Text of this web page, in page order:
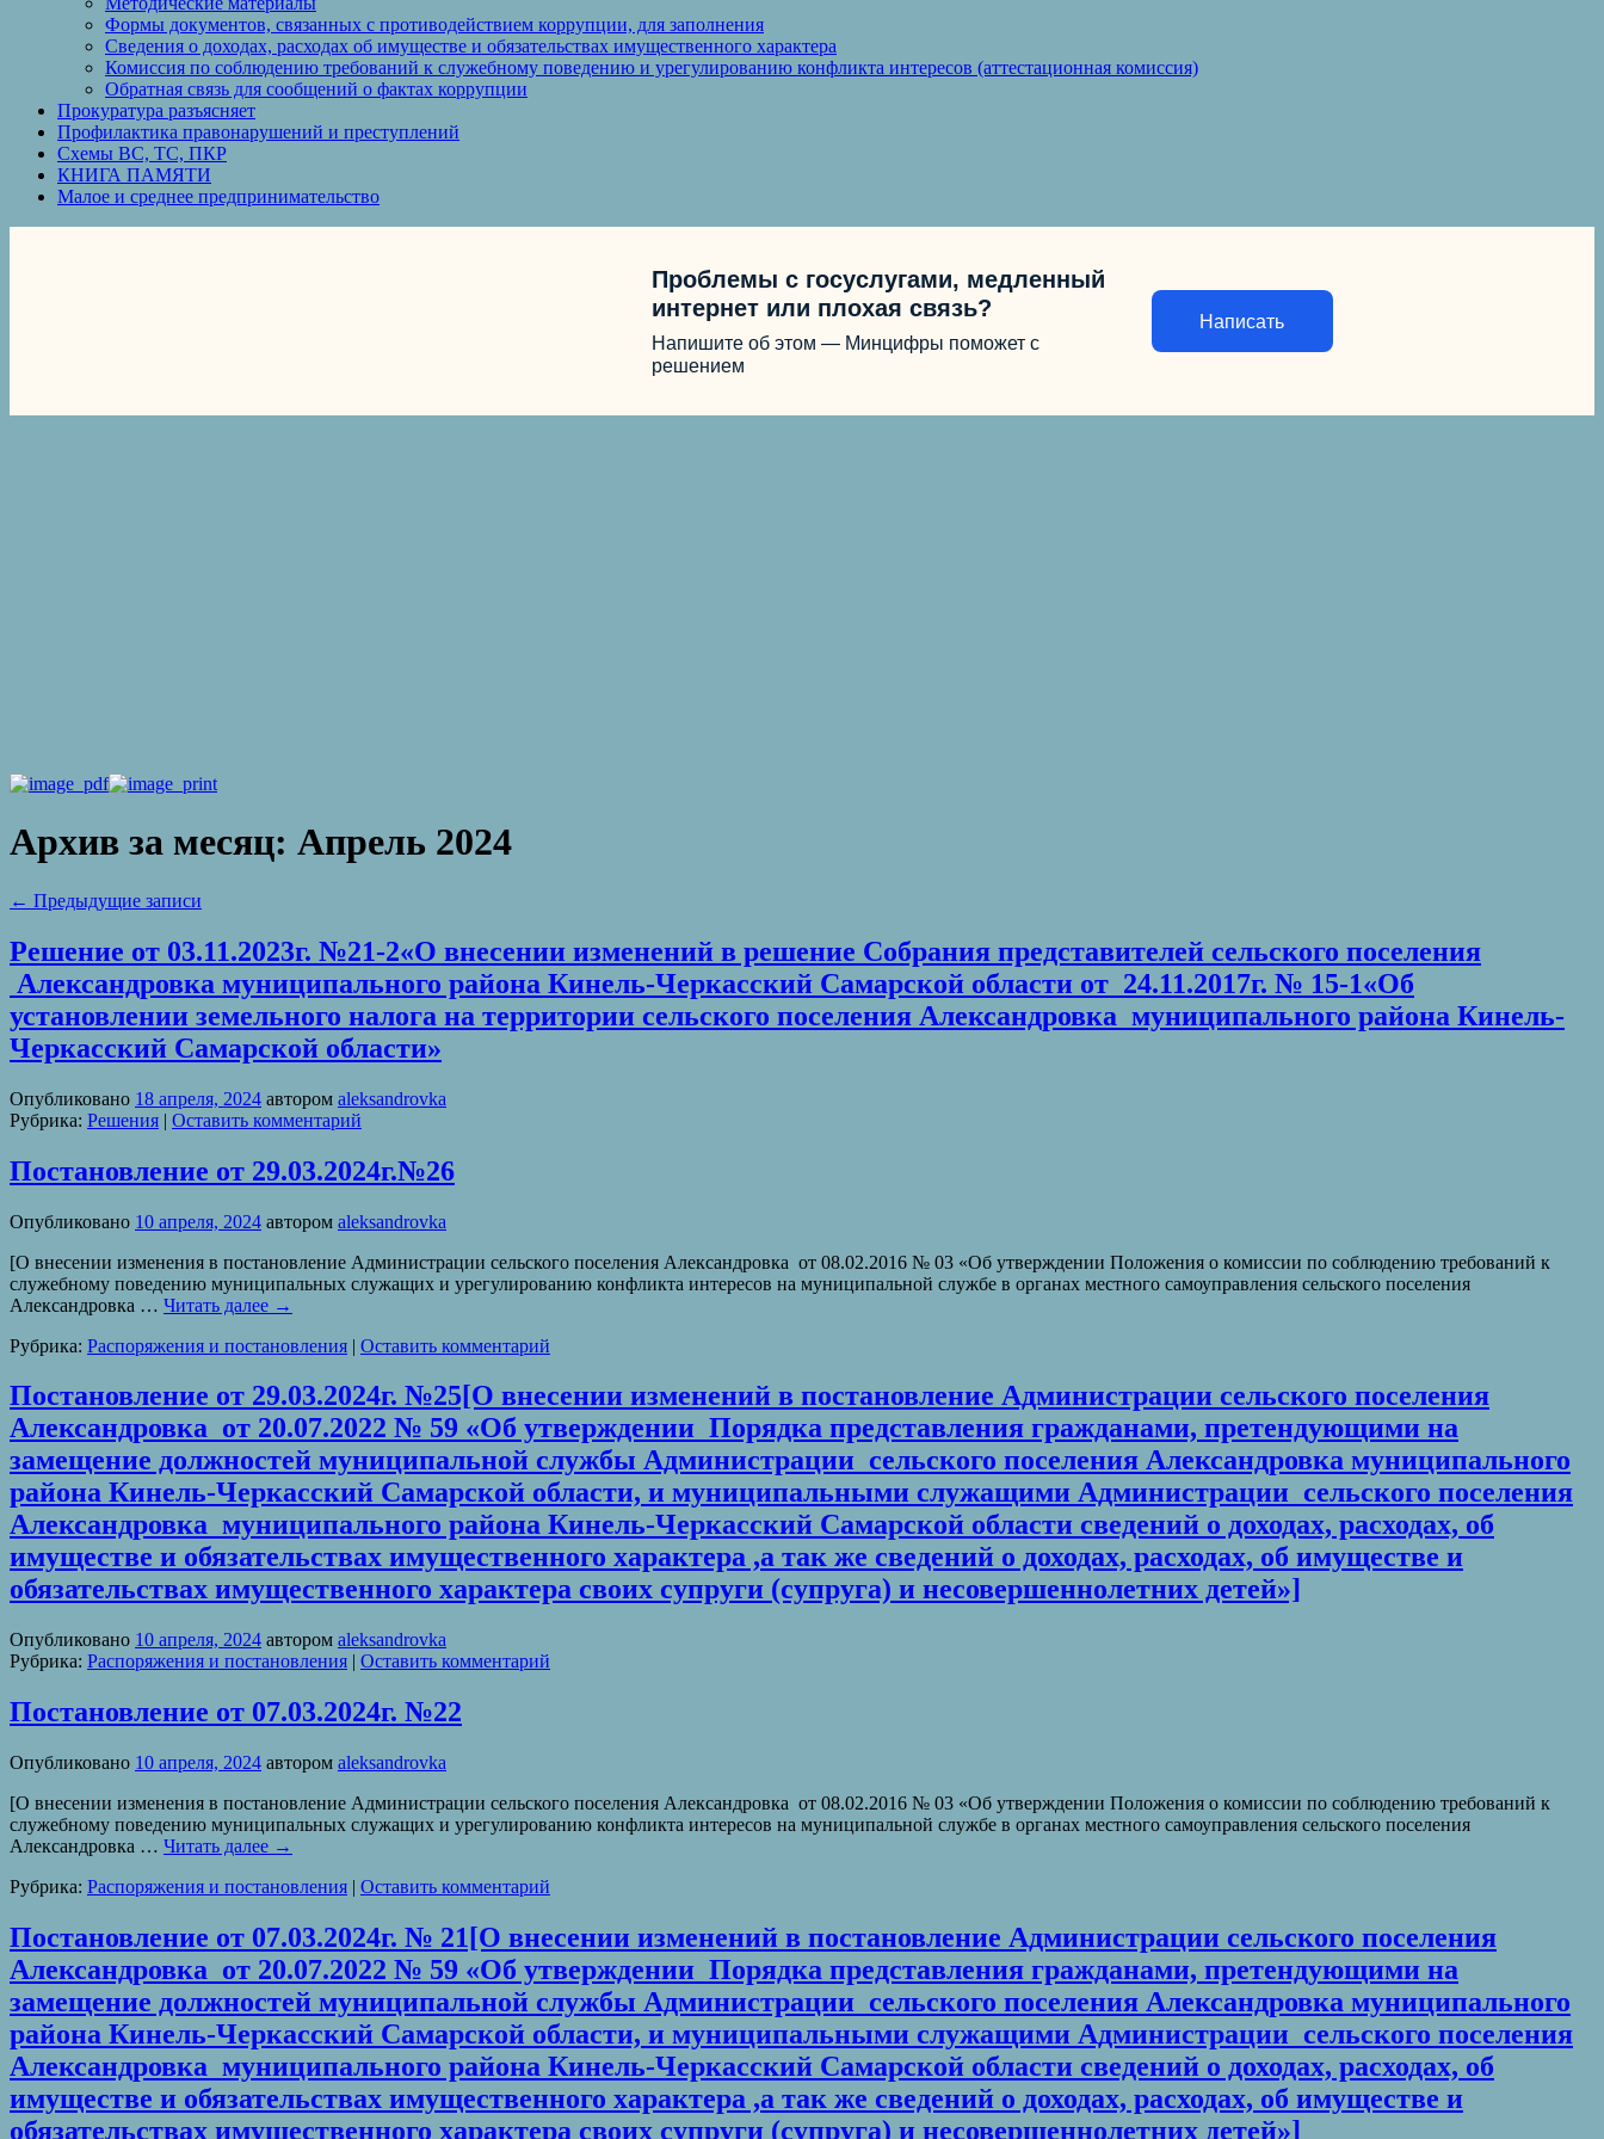
Формы документов, связанных с противодействием коррупции, для заполнения
Сведения о доходах, расходах об имуществе и обязательствах имущественного характера
Комиссия по соблюдению требований к служебному поведению и урегулированию конфликта интересов (аттестационная комиссия)
Обратная связь для сообщений о фактах коррупции
Прокуратура разъясняет
Профилактика правонарушений и преступлений
Схемы ВС, ТС, ПКР
КНИГА ПАМЯТИ
Малое и среднее предпринимательство
Проблемы с госуслугами, медленный
интернет или плохая связь?
Напишите об этом — Минцифры поможет с
решением
Написать
Архив за месяц: Апрель 2024
← Предыдущие записи
Решение от 03.11.2023г. №21-2«О внесении изменений в решение Собрания представителей сельского поселения
Александровка муниципального района Кинель-Черкасский Самарской области от 24.11.2017г. № 15-1«Об
установлении земельного налога на территории сельского поселения Александровка муниципального района Кинель-
Черкасский Самарской области»
Опубликовано 18 апреля, 2024 автором aleksandrovka
Рубрика: Решения | Оставить комментарий
Постановление от 29.03.2024г.№26
Опубликовано 10 апреля, 2024 автором aleksandrovka
[О внесении изменения в постановление Администрации сельского поселения Александровка от 08.02.2016 № 03 «Об утверждении Положения о комиссии по соблюдению требований к
служебному поведению муниципальных служащих и урегулированию конфликта интересов на муниципальной службе в органах местного самоуправления сельского поселения
Александровка … Читать далее →
Рубрика: Распоряжения и постановления | Оставить комментарий
Постановление от 29.03.2024г. №25[О внесении изменений в постановление Администрации сельского поселения
Александровка от 20.07.2022 № 59 «Об утверждении Порядка представления гражданами, претендующими на
замещение должностей муниципальной службы Администрации сельского поселения Александровка муниципального
района Кинель-Черкасский Самарской области, и муниципальными служащими Администрации сельского поселения
Александровка муниципального района Кинель-Черкасский Самарской области сведений о доходах, расходах, об
имуществе и обязательствах имущественного характера ,а так же сведений о доходах, расходах, об имуществе и
обязательствах имущественного характера своих супруги (супруга) и несовершеннолетних детей»]
Опубликовано 10 апреля, 2024 автором aleksandrovka
Рубрика: Распоряжения и постановления | Оставить комментарий
Постановление от 07.03.2024г. №22
Опубликовано 10 апреля, 2024 автором aleksandrovka
[О внесении изменения в постановление Администрации сельского поселения Александровка от 08.02.2016 № 03 «Об утверждении Положения о комиссии по соблюдению требований к
служебному поведению муниципальных служащих и урегулированию конфликта интересов на муниципальной службе в органах местного самоуправления сельского поселения
Александровка … Читать далее →
Рубрика: Распоряжения и постановления | Оставить комментарий
Постановление от 07.03.2024г. № 21[О внесении изменений в постановление Администрации сельского поселения
Александровка от 20.07.2022 № 59 «Об утверждении Порядка представления гражданами, претендующими на
замещение должностей муниципальной службы Администрации сельского поселения Александровка муниципального
района Кинель-Черкасский Самарской области, и муниципальными служащими Администрации сельского поселения
Александровка муниципального района Кинель-Черкасский Самарской области сведений о доходах, расходах, об
имуществе и обязательствах имущественного характера ,а так же сведений о доходах, расходах, об имуществе и
обязательствах имущественного характера своих супруги (супруга) и несовершеннолетних детей»]